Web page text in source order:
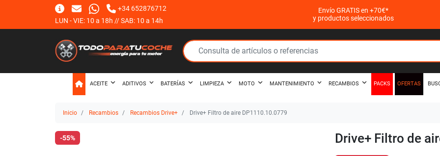
+34 652876712
LUN - VIE: 10 a 18h // SAB: 10 a 14h
Envío GRATIS en +70€*
y productos seleccionados
ACEITE ADITIVOS BATERÍAS LIMPIEZA MOTO MANTENIMIENTO RECAMBIOS PACKS OFERTAS
Inicio Recambios Recambios Drive+ Drive+ Filtro de aire DP1110.10.0779
-55% Drive+ Filtro de